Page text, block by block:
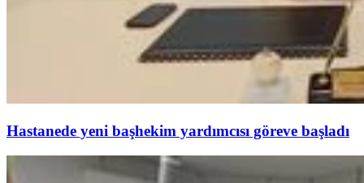
Hastanede yeni başhekim yardımcısı göreve başladı